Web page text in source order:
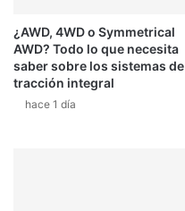
¿AWD, 4WD o Symmetrical
AWD? Todo lo que necesita
saber sobre los sistemas de
tracción integral
hace 1 día